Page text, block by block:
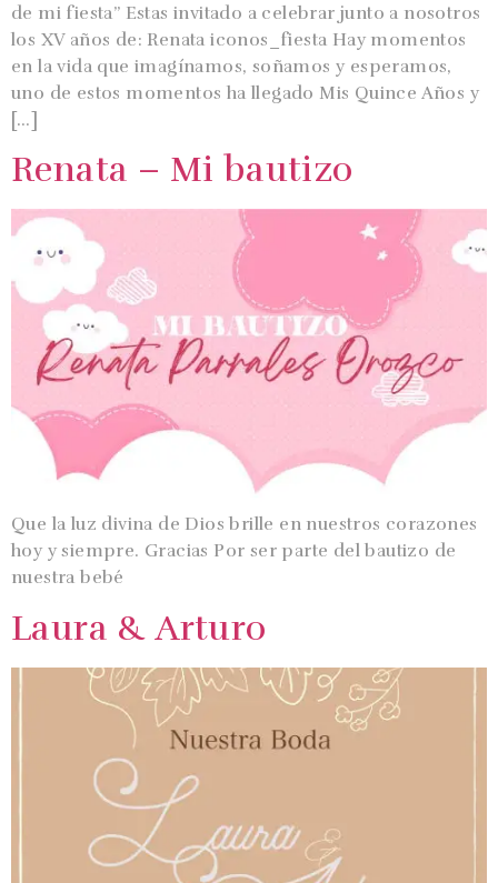
de mi fiesta” Estas invitado a celebrar junto a nosotros
los XV años de: Renata iconos_fiesta Hay momentos
en la vida que imagínamos, soñamos y esperamos,
uno de estos momentos ha llegado Mis Quince Años y
[…]
Renata – Mi bautizo
Que la luz divina de Dios brille en nuestros corazones
hoy y siempre. Gracias Por ser parte del bautizo de
nuestra bebé
Laura & Arturo